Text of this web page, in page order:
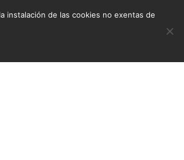
instalación de las cookies no exentas de